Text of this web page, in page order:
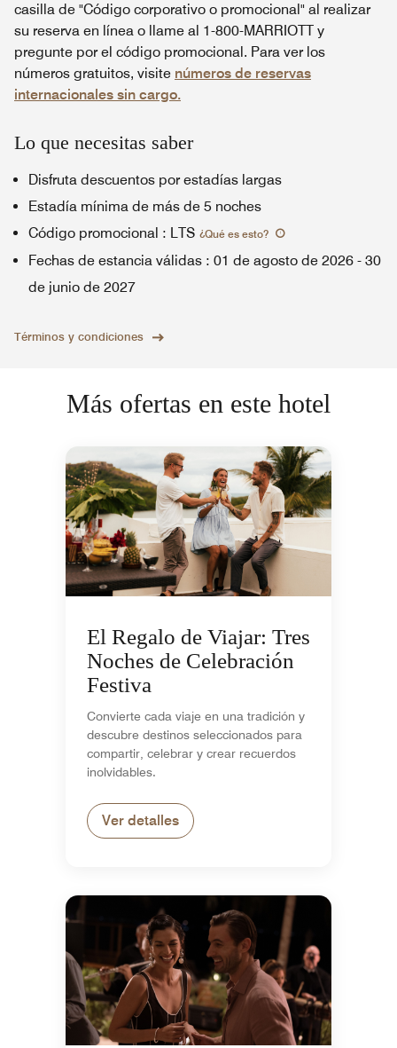
casilla de "Código corporativo o promocional" al realizar
su reserva en línea o llame al 1-800-MARRIOTT y
pregunte por el código promocional. Para ver los
números gratuitos, visite números de reservas
internacionales sin cargo.
Lo que necesitas saber
Disfruta descuentos por estadías largas
Estadía mínima de más de 5 noches
Código promocional : LTS ¿Qué es esto?
Fechas de estancia válidas : 01 de agosto de 2026 - 30
de junio de 2027
Términos y condiciones
Más ofertas en este hotel
El Regalo de Viajar: Tres
Noches de Celebración
Festiva
Convierte cada viaje en una tradición y
descubre destinos seleccionados para
compartir, celebrar y crear recuerdos
inolvidables.
Ver detalles